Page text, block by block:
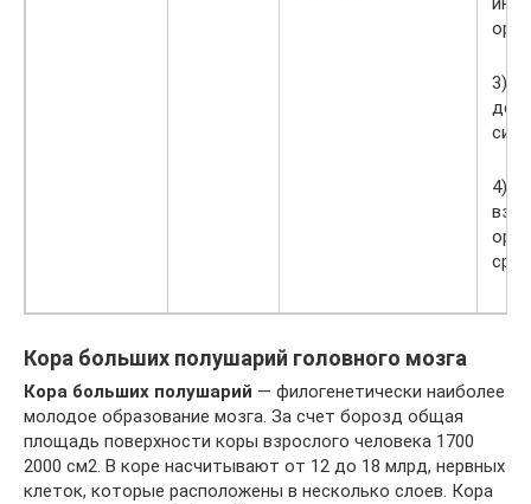
3)
4)
Кора больших полушарий головного мозга
Кора больших полушарий — филогенетически наиболее
молодое образование мозга. За счет борозд общая
площадь поверхности коры взрослого человека 1700
2000 см2. В коре насчитывают от 12 до 18 млрд, нервных
клеток, которые расположены в несколько слоев. Кора